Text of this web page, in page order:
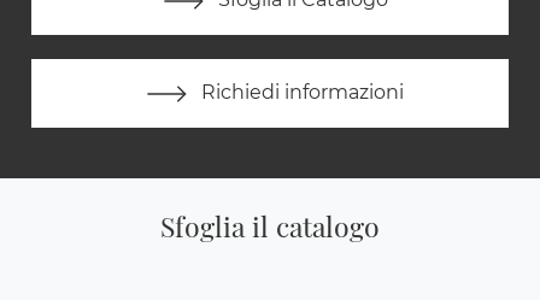
Richiedi informazioni
Sfoglia il catalogo